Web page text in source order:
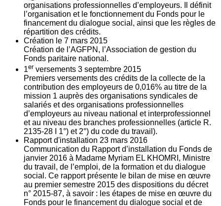
organisations professionnelles d’employeurs. Il définit
l’organisation et le fonctionnement du Fonds pour le
financement du dialogue social, ainsi que les règles de
répartition des crédits.
Création le 7 mars 2015
Création de l’AGFPN, l’Association de gestion du
Fonds paritaire national.
1er versements 3 septembre 2015
Premiers versements des crédits de la collecte de la
contribution des employeurs de 0,016% au titre de la
mission 1 auprès des organisations syndicales de
salariés et des organisations professionnelles
d’employeurs au niveau national et interprofessionnel
et au niveau des branches professionnelles (article R.
2135‐28 I 1°) et 2°) du code du travail).
Rapport d'installation 23 mars 2016
Communication du Rapport d’installation du Fonds de
janvier 2016 à Madame Myriam EL KHOMRI, Ministre
du travail, de l’emploi, de la formation et du dialogue
social. Ce rapport présente le bilan de mise en œuvre
au premier semestre 2015 des dispositions du décret
n° 2015-87, à savoir : les étapes de mise en œuvre du
Fonds pour le financement du dialogue social et de